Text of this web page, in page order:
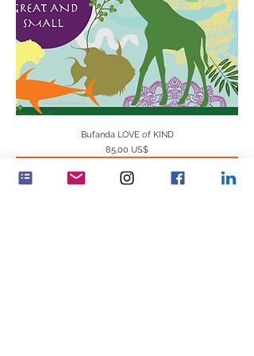
Bufanda LOVE of KIND
Precio
85,00 US$